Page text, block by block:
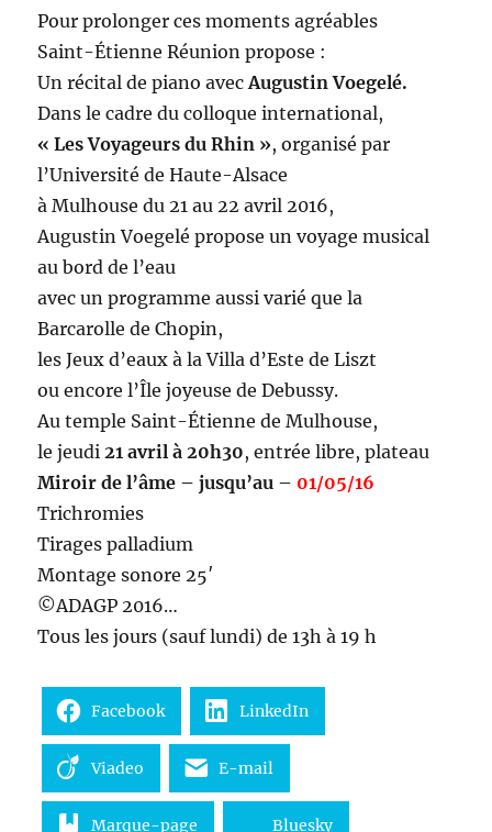
Pour prolonger ces moments agréables
Saint-Étienne Réunion propose :
Un récital de piano avecAugustin Voegelé.
Dans le cadre du colloque international,
« Les Voyageurs du Rhin », organisé par
l’Université de Haute-Alsace
à Mulhouse du 21 au 22 avril 2016,
Augustin Voegelé propose un voyage musical
au bord de l’eau
avec un programme aussi varié que la
Barcarolle de Chopin,
les Jeux d’eaux à la Villa d’Este de Liszt
ou encore l’Île joyeuse de Debussy.
Au temple Saint-Étienne de Mulhouse,
le jeudi 21 avril à 20h30, entrée libre, plateau
Miroir de l’âme – jusqu’au – 01/05/16
Trichromies
Tirages palladium
Montage sonore 25′
©ADAGP 2016…
Tous les jours (sauf lundi) de 13h à 19 h
Facebook LinkedIn
Viadeo E-mail
Marque-page Bluesky